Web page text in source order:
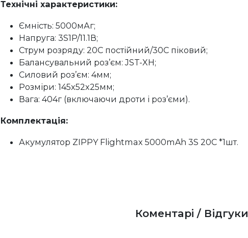
Технічні характеристики:
Ємність: 5000мАг;
Напруга: 3S1P/11.1В;
Струм розряду: 20C постійний/30C піковий;
Балансувальний роз’єм: JST-XH;
Силовий роз’єм: 4мм;
Розміри: 145x52x25мм;
Вага: 404г (включаючи дроти і роз’єми).
Комплектація:
Акумулятор ZIPPY Flightmax 5000mAh 3S 20C *1шт.
Коментарі / Відгуки